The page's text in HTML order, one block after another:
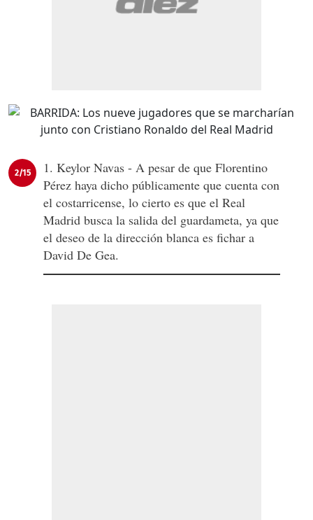
2/15
1. Keylor Navas - A pesar de que Florentino
Pérez haya dicho públicamente que cuenta con
el costarricense, lo cierto es que el Real
Madrid busca la salida del guardameta, ya que
el deseo de la dirección blanca es fichar a
David De Gea.